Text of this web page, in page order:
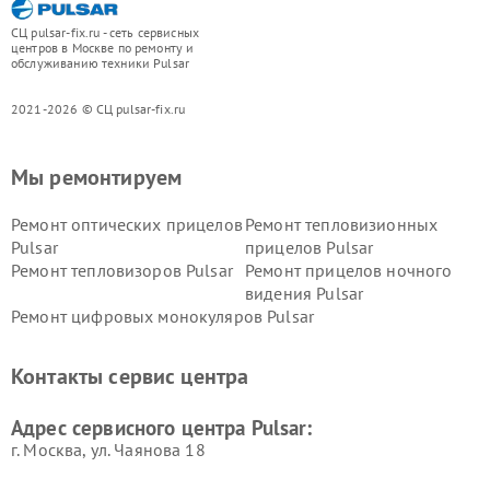
СЦ pulsar-fix.ru - сеть сервисных
центров в Москве по ремонту и
обслуживанию техники Pulsar
2021-2026 © СЦ pulsar-fix.ru
Мы ремонтируем
Ремонт оптических прицелов
Pulsar
Ремонт тепловизионных
прицелов Pulsar
Ремонт тепловизоров Pulsar
Ремонт прицелов ночного
видения Pulsar
Ремонт цифровых монокуляров Pulsar
Контакты сервис центра
Адрес сервисного центра Pulsar:
г. Москва, ул. Чаянова 18